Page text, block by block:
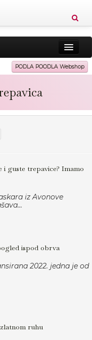
Vitkost
PODLA POODLA Webshop
i guste trepavice? Imamo
iz Avonove
ispod obrva
2022. jedna je od
ruhu